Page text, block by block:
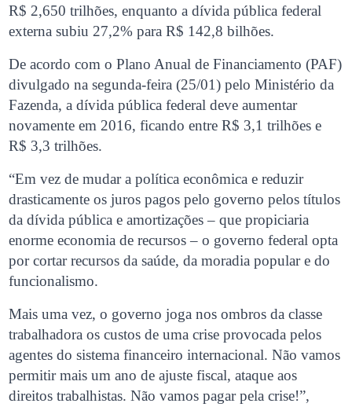
R$ 2,650 trilhões, enquanto a dívida pública federal
externa subiu 27,2% para R$ 142,8 bilhões.
De acordo com o Plano Anual de Financiamento (PAF)
divulgado na segunda-feira (25/01) pelo Ministério da
Fazenda, a dívida pública federal deve aumentar
novamente em 2016, ficando entre R$ 3,1 trilhões e
R$ 3,3 trilhões.
“Em vez de mudar a política econômica e reduzir
drasticamente os juros pagos pelo governo pelos títulos
da dívida pública e amortizações – que propiciaria
enorme economia de recursos – o governo federal opta
por cortar recursos da saúde, da moradia popular e do
funcionalismo.
Mais uma vez, o governo joga nos ombros da classe
trabalhadora os custos de uma crise provocada pelos
agentes do sistema financeiro internacional. Não vamos
permitir mais um ano de ajuste fiscal, ataque aos
direitos trabalhistas. Não vamos pagar pela crise!”,